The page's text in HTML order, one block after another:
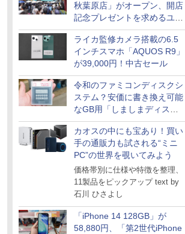
秋葉原店」がオープン、開店
記念プレゼントを求めるユー
ザーが押し寄せ長蛇の列に
ライカ監修カメラ搭載の6.5
インチスマホ「AQUOS R9」
が39,000円！中古セール
令和のファミコンディスクシ
ステム？安価に書き換え可能
なGB用「しましまディスク
システム」
カオスの中にも宝あり！買い
手の通販力も試される“ミニ
PC”の世界を覗いてみよう
価格帯別に仕様や特徴を整理、
11製品をピックアップ text by
石川 ひさよし
「iPhone 14 128GB」が
58,880円、「第2世代iPhone